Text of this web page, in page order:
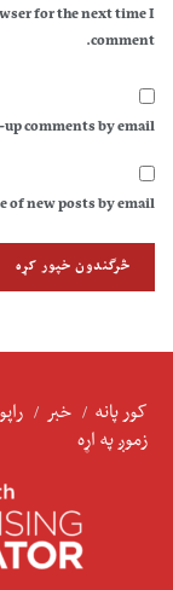
for the next time I
comment.
comments by email.
of new posts by email.
کور پانه خبر
زموږ په اړه